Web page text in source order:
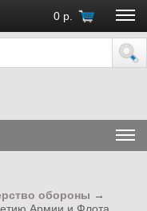
0 р.
(Москва)
обороны →